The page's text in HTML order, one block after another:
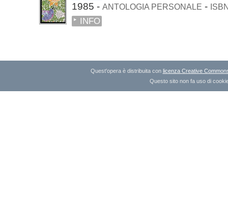
1985 - ANTOLOGIA PERSONALE -
INFO
Quest'opera è distribuita con licenza Creative
Questo sito non fa uso di